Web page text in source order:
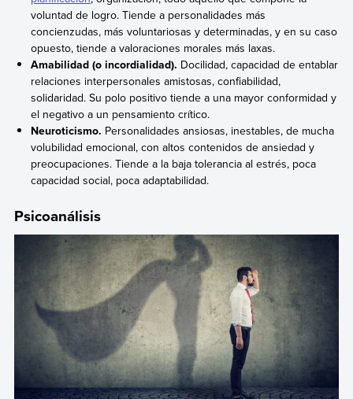
voluntad de logro. Tiende a personalidades más
concienzudas, más voluntariosas y determinadas, y en su caso
opuesto, tiende a valoraciones morales más laxas.
Amabilidad (o incordialidad). Docilidad, capacidad de entablar
relaciones interpersonales amistosas, confiabilidad,
solidaridad. Su polo positivo tiende a una mayor conformidad y
el negativo a un pensamiento crítico.
Neuroticismo. Personalidades ansiosas, inestables, de mucha
volubilidad emocional, con altos contenidos de ansiedad y
preocupaciones. Tiende a la baja tolerancia al estrés, poca
capacidad social, poca adaptabilidad.
Psicoanálisis